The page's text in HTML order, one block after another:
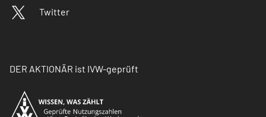
Twitter
DER AKTIONÄR ist IVW-geprüft